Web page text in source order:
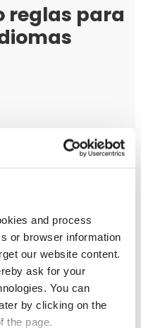
and process
or browser information
our website content.
ask for your
You can
by clicking on the
the page.
reglas para
importante del
practicar la
confianza.